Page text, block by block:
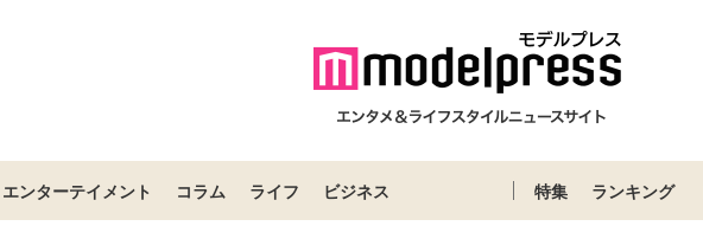
エンターテイメント コラム ライフ ビジネス 特集 ランキング